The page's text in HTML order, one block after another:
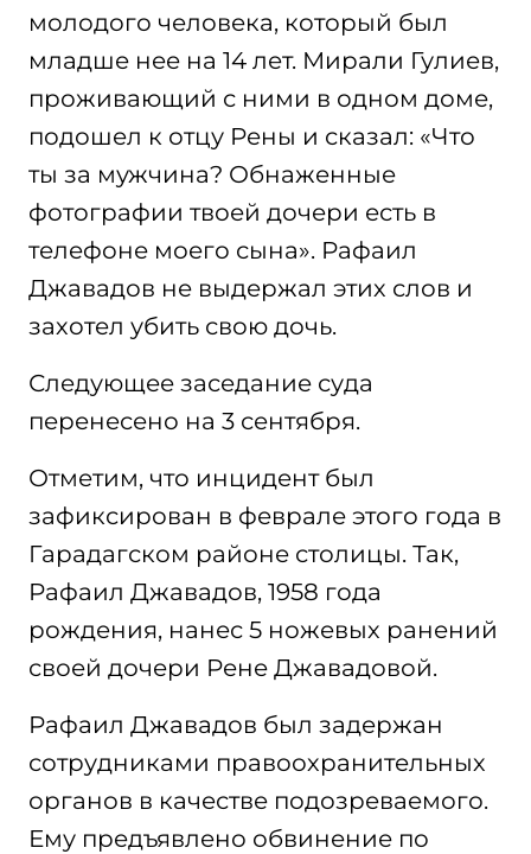
молодого человека, который был
младше нее на 14 лет. Мирали Гулиев,
проживающий с ними в одном доме,
подошел к отцу Рены и сказал: «Что
ты за мужчина? Обнаженные
фотографии твоей дочери есть в
телефоне моего сына». Рафаил
Джавадов не выдержал этих слов и
захотел убить свою дочь.
Следующее заседание суда
перенесено на 3 сентября.
Отметим, что инцидент был
зафиксирован в феврале этого года в
Гарадагском районе столицы. Так,
Рафаил Джавадов, 1958 года
рождения, нанес 5 ножевых ранений
своей дочери Рене Джавадовой.
Рафаил Джавадов был задержан
сотрудниками правоохранительных
органов в качестве подозреваемого.
Ему предъявлено обвинение по